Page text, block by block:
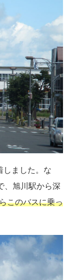
しました。な
、旭川駅から深
このバスに乗っ